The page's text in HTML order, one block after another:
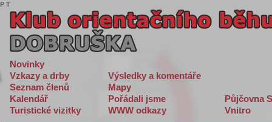
Novinky
Vzkazy a drby
Výsledky a komentáře
Seznam členů
Mapy
Kalendář
Pořádali jsme
Půjčovna
Turistické vizitky
WWW odkazy Vnitro
P T